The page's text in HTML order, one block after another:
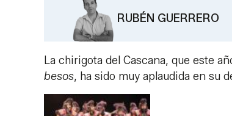
RUBÉN GUERRERO
La chirigota del Cascana, que este
besos, ha sido muy aplaudida en su